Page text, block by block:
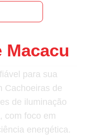
Macacu
para sua
Cachoeiras de
de iluminação
com foco em
energética.